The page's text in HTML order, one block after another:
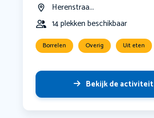
Herenstraa...
14 plekken beschikbaar
Borrelen Overig Uit eten
Bekijk de activiteit